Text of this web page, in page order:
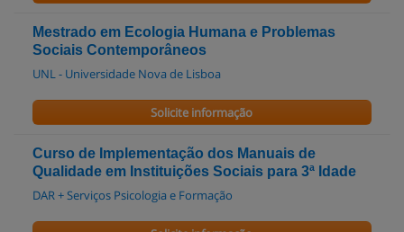
Mestrado em Ecologia Humana e Problemas
Sociais Contemporâneos
UNL - Universidade Nova de Lisboa
Solicite informação
Curso de Implementação dos Manuais de
Qualidade em Instituições Sociais para 3ª Idade
DAR + Serviços Psicologia e Formação